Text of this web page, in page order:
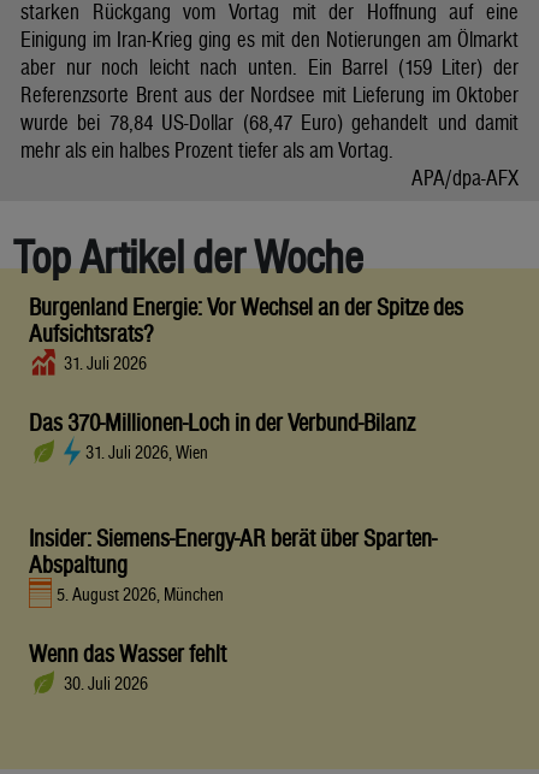
starken Rückgang vom Vortag mit der Hoffnung auf eine
Einigung im Iran-Krieg ging es mit den Notierungen am Ölmarkt
aber nur noch leicht nach unten. Ein Barrel (159 Liter) der
Referenzsorte Brent aus der Nordsee mit Lieferung im Oktober
wurde bei 78,84 US-Dollar (68,47 Euro) gehandelt und damit
mehr als ein halbes Prozent tiefer als am Vortag.
APA/dpa-AFX
Top Artikel der Woche
Burgenland Energie: Vor Wechsel an der Spitze des
Aufsichtsrats?
31. Juli 2026
Das 370-Millionen-Loch in der Verbund-Bilanz
31. Juli 2026, Wien
Insider: Siemens-Energy-AR berät über Sparten-
Abspaltung
5. August 2026, München
Wenn das Wasser fehlt
30. Juli 2026